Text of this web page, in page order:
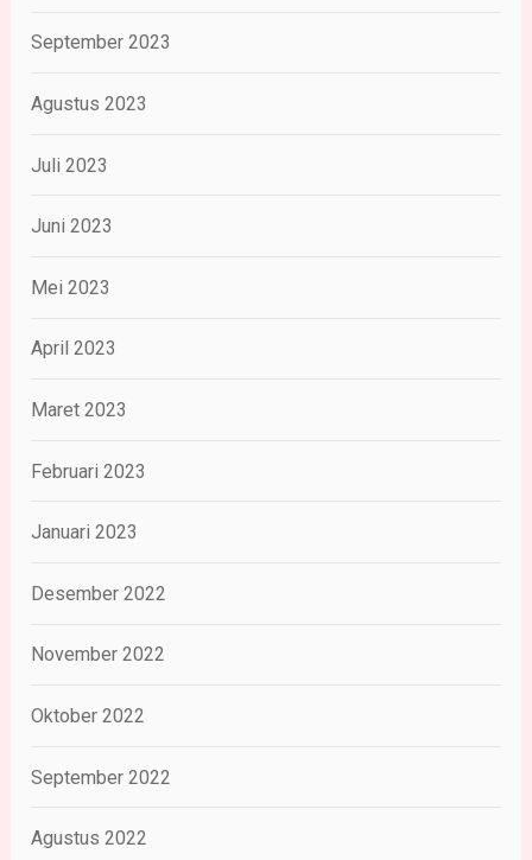
September 2023
Agustus 2023
Juli 2023
Juni 2023
Mei 2023
April 2023
Maret 2023
Februari 2023
Januari 2023
Desember 2022
November 2022
Oktober 2022
September 2022
Agustus 2022